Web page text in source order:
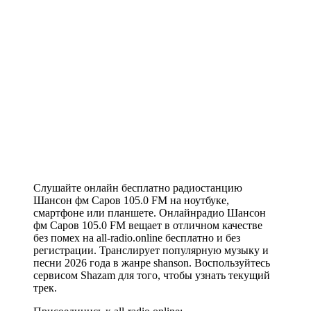
Слушайте онлайн бесплатно радиостанцию
Шансон фм Саров 105.0 FM на ноутбуке,
смартфоне или планшете. Онлайнрадио Шансон
фм Саров 105.0 FM вещает в отличном качестве
без помех на all-radio.online бесплатно и без
регистрации. Транслирует популярную музыку и
песни 2026 года в жанре shanson. Воспользуйтесь
сервисом Shazam для того, чтобы узнать текущий
трек.